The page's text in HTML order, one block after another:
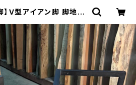
】Ｖ型アイアン脚 脚地グ
㎜ | 木の店さんも